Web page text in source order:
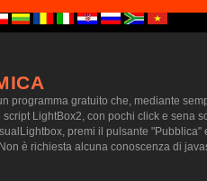
programma gratuito che, mediante
script LightBox2, con pochi click e sena
premi il pulsante
è richiesta alcuna conoscenza di